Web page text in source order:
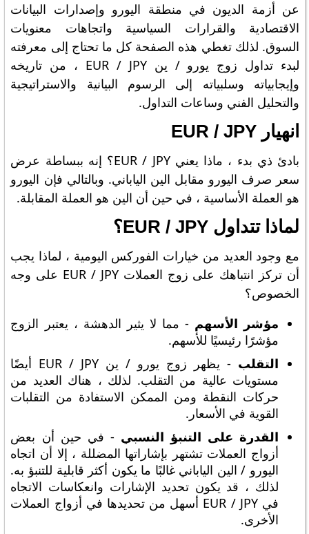
عن أزمة الديون في منطقة اليورو وإصدارات البيانات
الاقتصادية والقرارات السياسية واتجاهات معنويات
السوق. لذلك تغطي هذه الصفحة كل ما تحتاج إلى معرفته
لبدء تداول زوج يورو / ين EUR / JPY ، من تاريخه
وإيجابياته وسلبياته إلى الرسوم البيانية والاستراتيجية
والتحليل الفني وساعات التداول.
انهيار EUR / JPY
بادئ ذي بدء ، ماذا يعني EUR / JPY؟ إنه ببساطة عرض
سعر صرف اليورو مقابل الين الياباني. وبالتالي فإن اليورو
هو العملة الأساسية ، في حين أن الين هو العملة المقابلة.
لماذا تتداول EUR / JPY؟
مع وجود العديد من خيارات الفوركس اليومية ، لماذا يجب
أن تركز انتباهك على زوج العملات EUR / JPY على وجه
الخصوص؟
مؤشر الأسهم - مما لا يثير الدهشة ، يعتبر الزوج
مؤشرًا رئيسيًا للأسهم.
التقلب
- يظهر زوج يورو / ين EUR / JPY أيضًا
مستويات عالية من التقلب. لذلك ، هناك العديد من
حركات النقطة ومن الممكن الاستفادة من التقلبات
القوية في الأسعار.
القدرة على التنبؤ النسبي - في حين أن بعض
أزواج العملات تشتهر بإشاراتها المضللة ، إلا أن اتجاه
اليورو / الين الياباني غالبًا ما يكون أكثر قابلية للتنبؤ به.
لذلك ، قد يكون تحديد الإشارات وانعكاسات الاتجاه
في EUR / JPY أسهل من تحديدها في أزواج العملات
الأخرى.